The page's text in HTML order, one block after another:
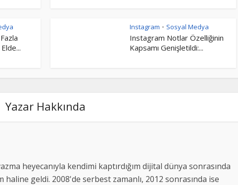
Instagram • Sosyal Medya
Instagram Notlar Özelliğinin
Kapsamı Genişletildi:...
Yazar Hakkında
heyecanıyla kendimi kaptırdığım dijital dünya sonrasında
haline geldi. 2008'de serbest zamanlı, 2012 sonrasında ise